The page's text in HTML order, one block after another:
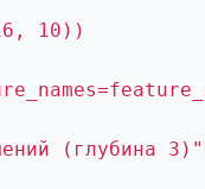
10))
(глубина